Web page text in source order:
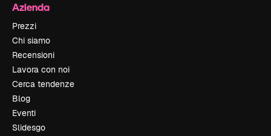
Azienda
Prezzi
Chi siamo
Recensioni
Lavora con noi
Cerca tendenze
Blog
Eventi
Slidesgo